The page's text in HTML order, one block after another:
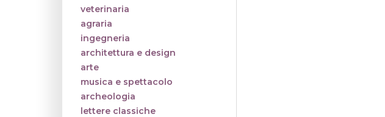
veterinaria
agraria
ingegneria
architettura e design
arte
musica e spettacolo
archeologia
lettere classiche